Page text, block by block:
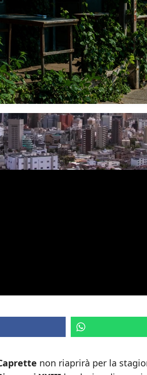
non riaprirà per la